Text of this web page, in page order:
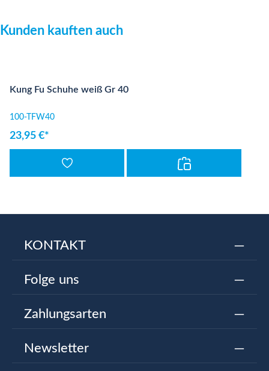
Produktgalerie überspringen
Kunden kauften auch
Kung Fu Schuhe weiß Gr 40
100-TFW40
23,95 €*
KONTAKT
Folge uns
Zahlungsarten
Newsletter